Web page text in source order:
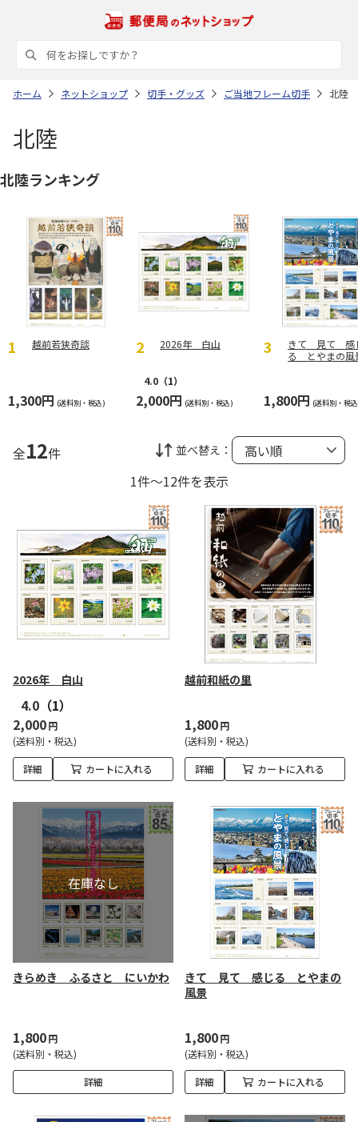
ホーム ネットショップ 切手・グッズ ご当地フレーム切手 北陸
北陸
北陸ランキング
越前若狭奇談
1,300円 (送料別・税込)
2026年 白山
4.0 （1）
2,000円 (送料別・税込)
きて 見て 感
る とやまの風
1,800円 (送料別・税
全12件 並べ替え：
1件～12件を表示
2026年 白山
4.0 （1）
2,000円
(送料別・税込)
詳細 カートに入れる
越前和紙の里
1,800円
(送料別・税込)
詳細 カートに入れる
きらめき ふるさと にいかわ
1,800円
(送料別・税込)
詳細
きて 見て 感じる とやまの
風景
1,800円
(送料別・税込)
詳細 カートに入れる